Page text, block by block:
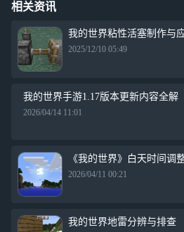
相关资讯
我的世界粘性活塞制作与
2025/12/10 05:49
我的世界手游1.17版本更新内容全解
2026/04/14 11:01
《我的世界》白天时间调
2026/04/11 00:21
我的世界地雷分辨与排查